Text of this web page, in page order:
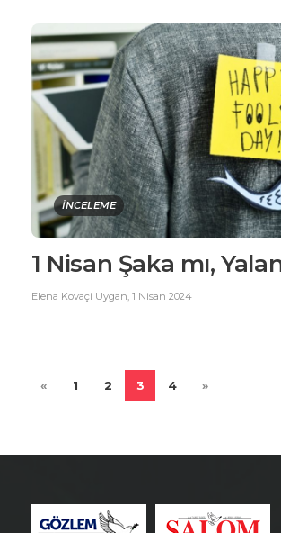
İNCELEME
1 Nisan Şaka mı,
Elena Kovaçi Uygan 1 Nisan 2024
« 1 2 3 4 »